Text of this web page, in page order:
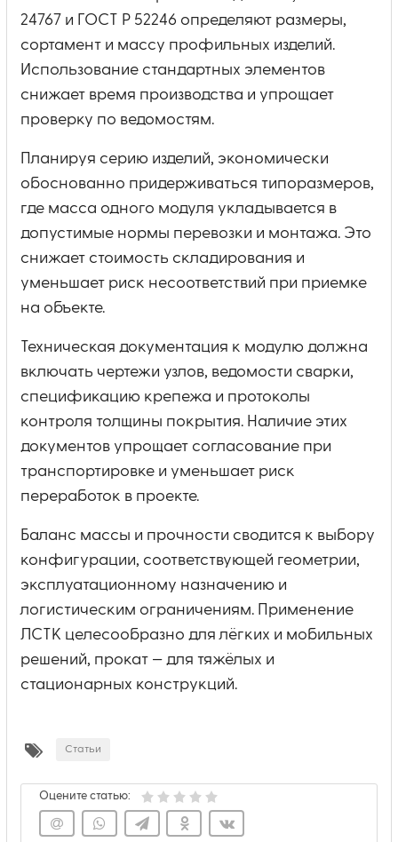
24767 и ГОСТ Р 52246 определяют размеры,
сортамент и массу профильных изделий.
Использование стандартных элементов
снижает время производства и упрощает
проверку по ведомостям.
Планируя серию изделий, экономически
обоснованно придерживаться типоразмеров,
где масса одного модуля укладывается в
допустимые нормы перевозки и монтажа. Это
снижает стоимость складирования и
уменьшает риск несоответствий при приемке
на объекте.
Техническая документация к модулю должна
включать чертежи узлов, ведомости сварки,
спецификацию крепежа и протоколы
контроля толщины покрытия. Наличие этих
документов упрощает согласование при
транспортировке и уменьшает риск
переработок в проекте.
Баланс массы и прочности сводится к выбору
конфигурации, соответствующей геометрии,
эксплуатационному назначению и
логистическим ограничениям. Применение
ЛСТК целесообразно для лёгких и мобильных
решений, прокат — для тяжёлых и
стационарных конструкций.
Статьи
Оцените статью: